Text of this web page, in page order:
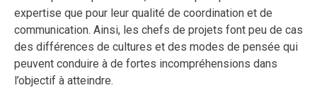
expertise que pour leur qualité de coordination et de
communication. Ainsi, les chefs de projets font peu de cas
des différences de cultures et des modes de pensée qui
peuvent conduire à de fortes incompréhensions dans
l’objectif à atteindre.